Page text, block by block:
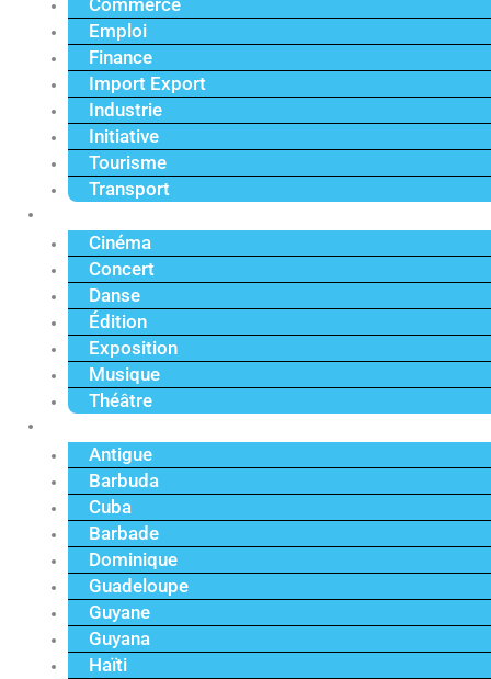
Commerce
Emploi
Finance
Import Export
Industrie
Initiative
Tourisme
Transport
Cinéma
Concert
Danse
Édition
Exposition
Musique
Théâtre
Antigue
Barbuda
Cuba
Barbade
Dominique
Guadeloupe
Guyane
Guyana
Haïti